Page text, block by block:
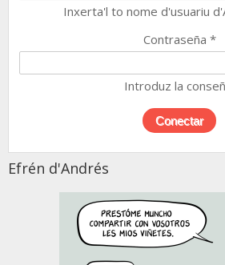
Inxerta'l to nome d'usuariu
Contraseña *
Introduz la
Efrén d'Andrés